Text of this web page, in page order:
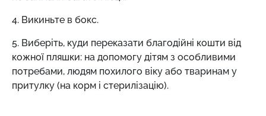
4. Викиньте в бокс.
5. Виберіть, куди переказати благодійні кошти від
кожної пляшки: на допомогу дітям з особливими
потребами, людям похилого віку або тваринам у
притулку (на корм і стерилізацію).